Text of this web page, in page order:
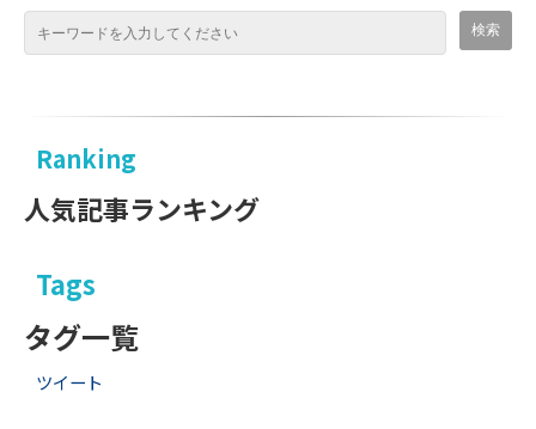
Ranking
人気記事ランキング
Tags
タグ一覧
ツイート